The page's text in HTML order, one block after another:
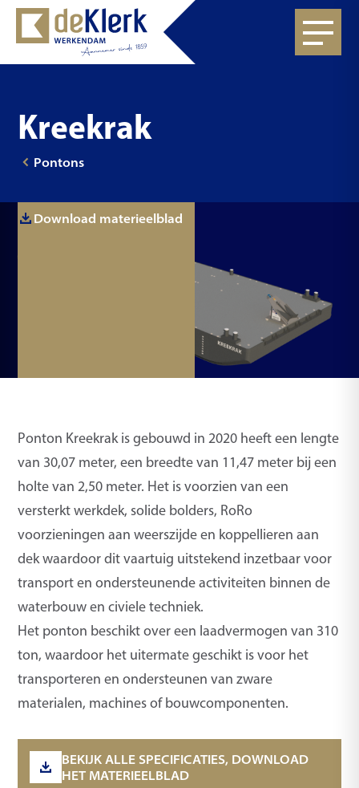
Kreekrak
Pontons
Download materieelblad
Ponton Kreekrak is gebouwd in 2020 heeft een lengte
van 30,07 meter, een breedte van 11,47 meter bij een
holte van 2,50 meter. Het is voorzien van een
versterkt werkdek, solide bolders, RoRo
voorzieningen aan weerszijde en koppellieren aan
dek waardoor dit vaartuig uitstekend inzetbaar voor
transport en ondersteunende activiteiten binnen de
waterbouw en civiele techniek.
Het ponton beschikt over een laadvermogen van 310
ton, waardoor het uitermate geschikt is voor het
transporteren en ondersteunen van zware
materialen, machines of bouwcomponenten.
BEKIJK ALLE SPECIFICATIES, DOWNLOAD
HET MATERIEELBLAD